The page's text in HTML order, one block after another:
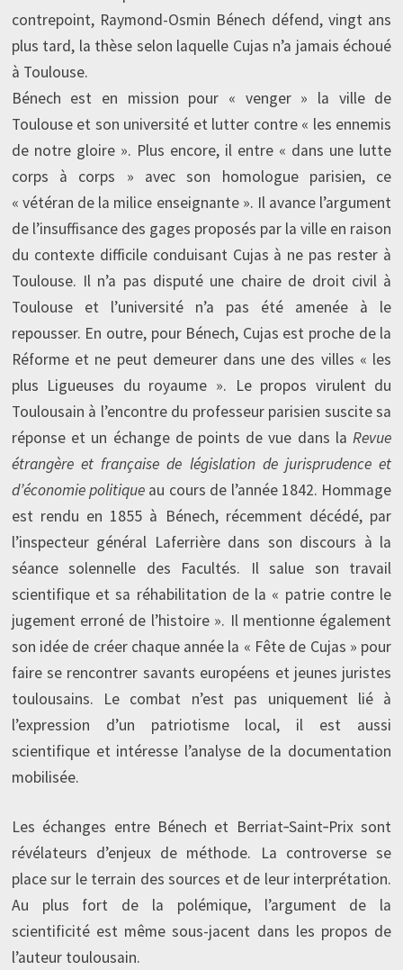
contrepoint, Raymond-Osmin Bénech défend, vingt ans
plus tard, la thèse selon laquelle Cujas n’a jamais échoué
à Toulouse.
Bénech est en mission pour « venger » la ville de
Toulouse et son université et lutter contre « les ennemis
de notre gloire ». Plus encore, il entre « dans une lutte
corps à corps » avec son homologue parisien, ce
« vétéran de la milice enseignante ». Il avance l’argument
de l’insuffisance des gages proposés par la ville en raison
du contexte difficile conduisant Cujas à ne pas rester à
Toulouse. Il n’a pas disputé une chaire de droit civil à
Toulouse et l’université n’a pas été amenée à le
repousser. En outre, pour Bénech, Cujas est proche de la
Réforme et ne peut demeurer dans une des villes « les
plus Ligueuses du royaume ». Le propos virulent du
Toulousain à l’encontre du professeur parisien suscite sa
réponse et un échange de points de vue dans laRevue
étrangère et française de législation de jurisprudence et
d’économie politique au cours de l’année 1842. Hommage
est rendu en 1855 à Bénech, récemment décédé, par
l’inspecteur général Laferrière dans son discours à la
séance solennelle des Facultés. Il salue son travail
scientifique et sa réhabilitation de la « patrie contre le
jugement erroné de l’histoire ». Il mentionne également
son idée de créer chaque année la « Fête de Cujas » pour
faire se rencontrer savants européens et jeunes juristes
toulousains. Le combat n’est pas uniquement lié à
l’expression d’un patriotisme local, il est aussi
scientifique et intéresse l’analyse de la documentation
mobilisée.
Les échanges entre Bénech et Berriat‑Saint‑Prix sont
révélateurs d’enjeux de méthode. La controverse se
place sur le terrain des sources et de leur interprétation.
Au plus fort de la polémique, l’argument de la
scientificité est même sous-jacent dans les propos de
l’auteur toulousain.